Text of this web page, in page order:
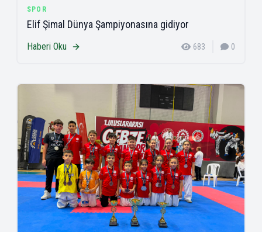
SPOR
Elif Şimal Dünya Şampiyonasına gidiyor
Haberi Oku 683 0